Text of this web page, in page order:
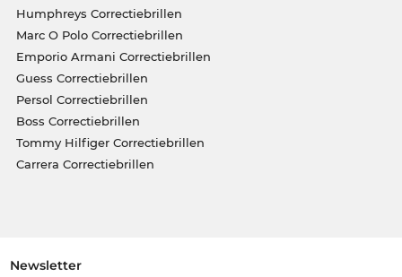
Humphreys Correctiebrillen
Marc O Polo Correctiebrillen
Emporio Armani Correctiebrillen
Guess Correctiebrillen
Persol Correctiebrillen
Boss Correctiebrillen
Tommy Hilfiger Correctiebrillen
Carrera Correctiebrillen
Newsletter